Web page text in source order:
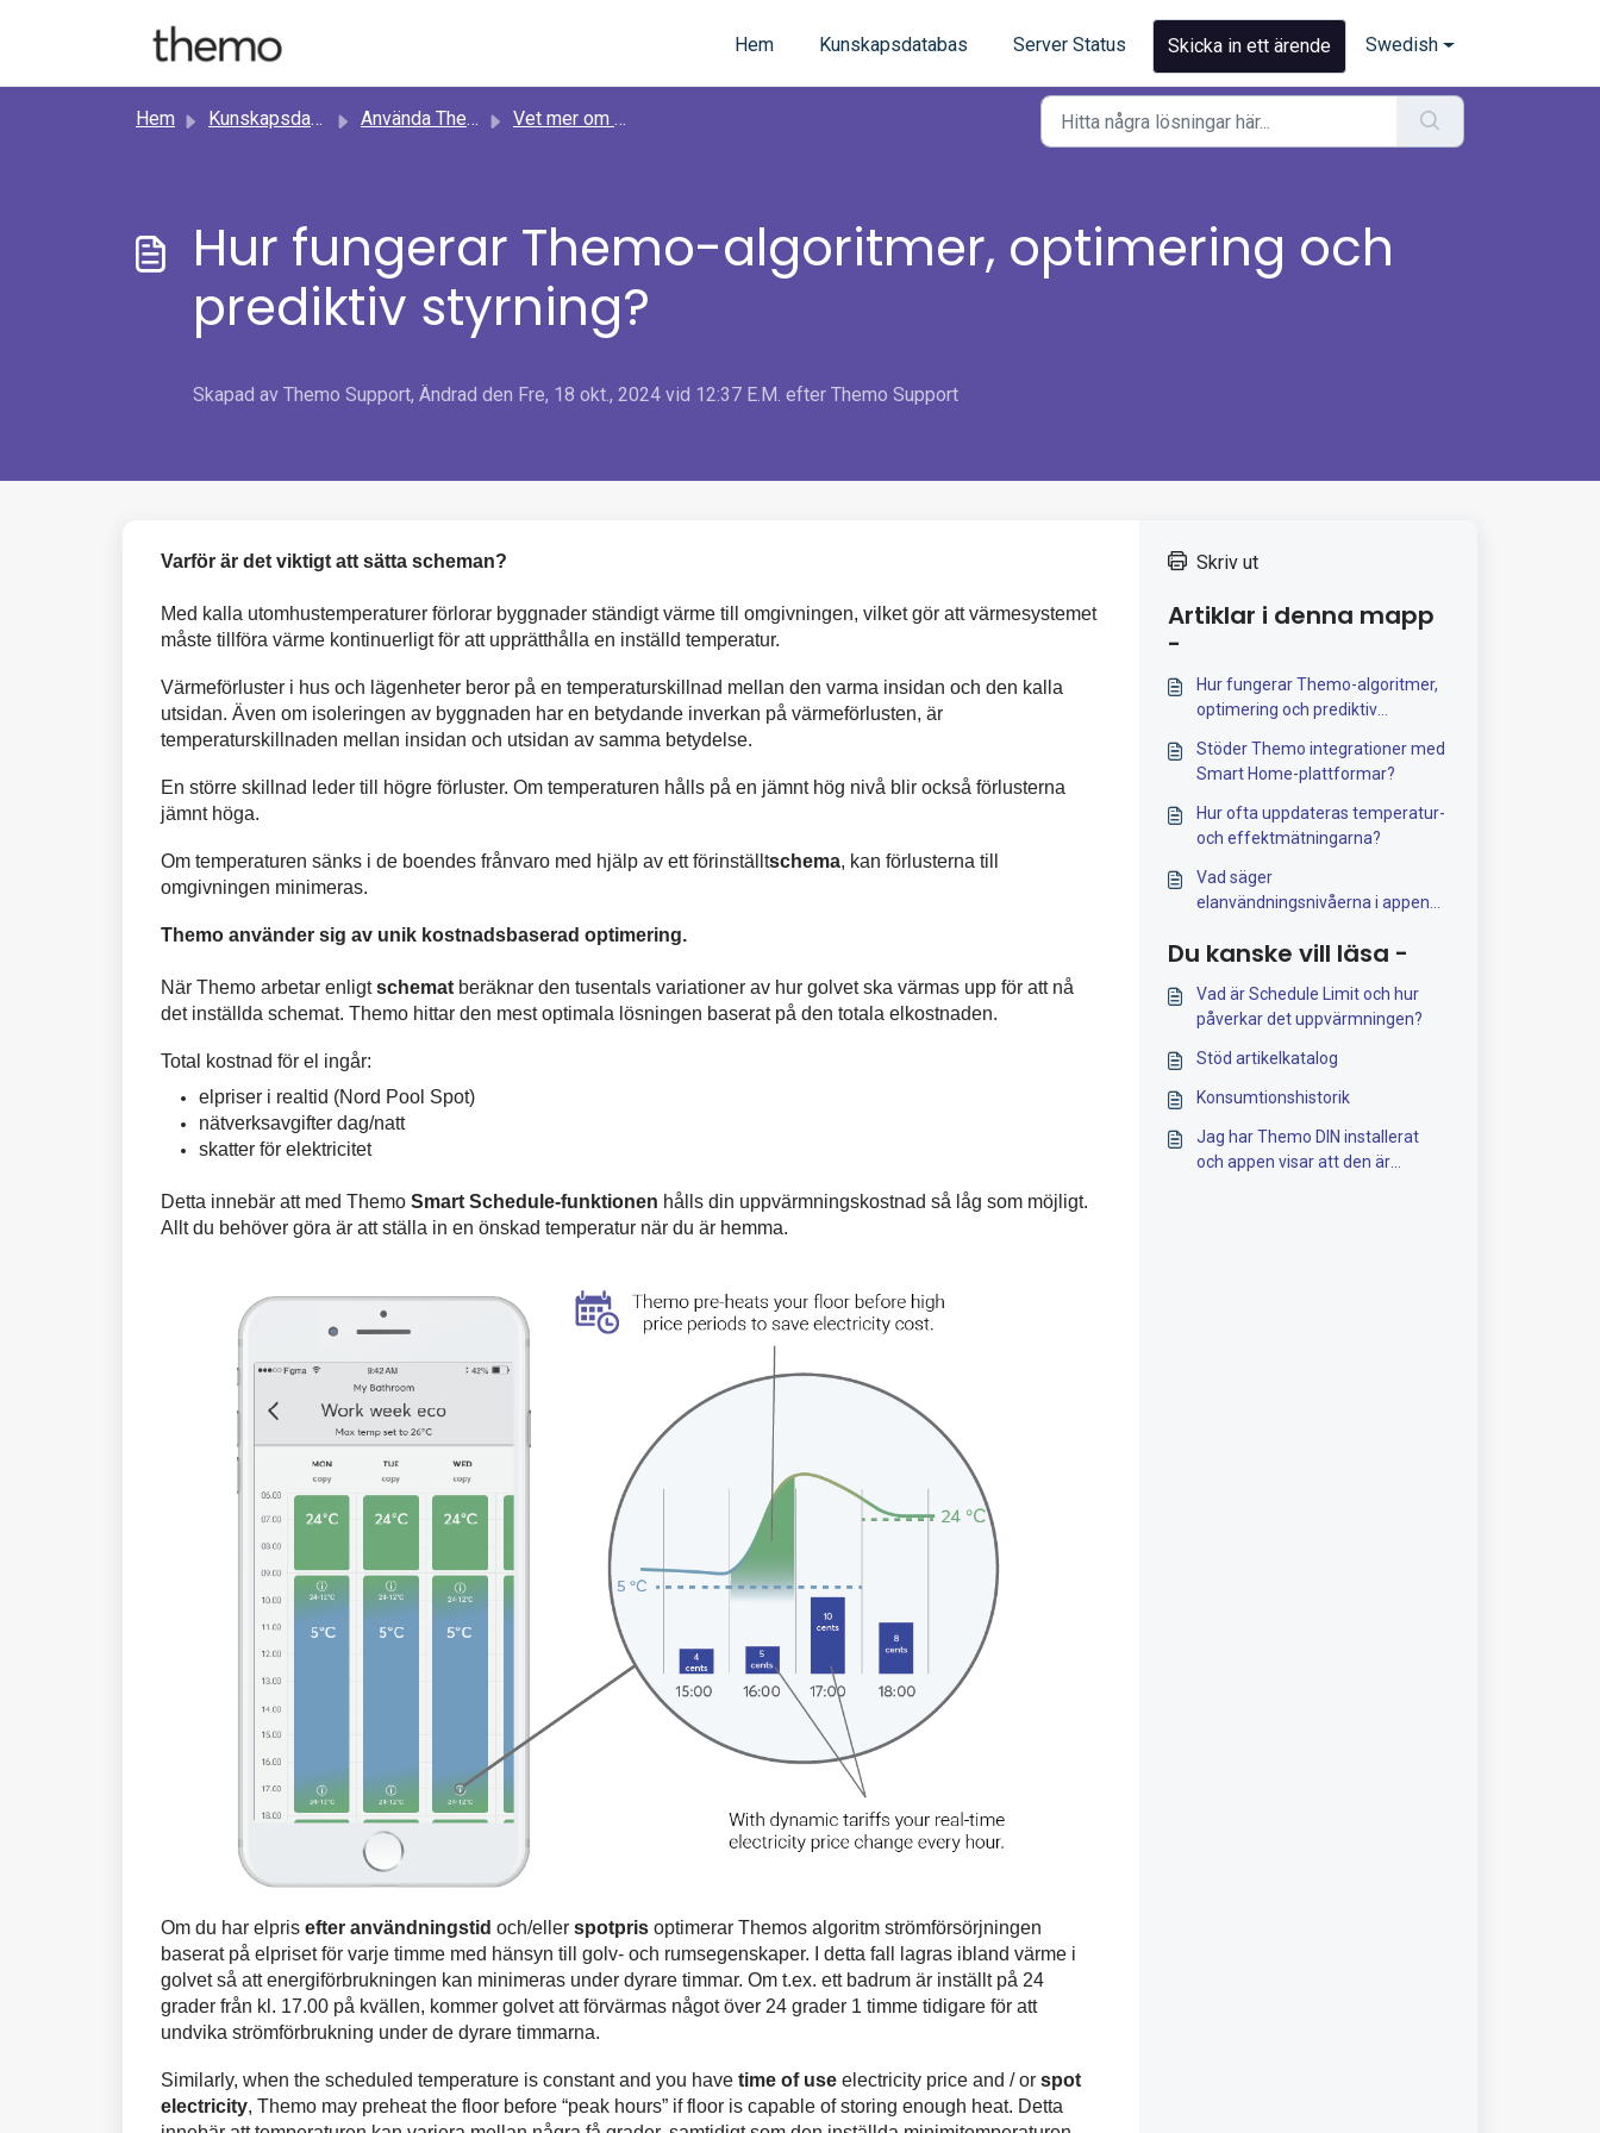
Hem
Kunskapsdatabas Server Status Skicka in ett ärende Swedish
Hem Kunskapsdatabas Använda Themo Vet mer om Themo
Hur fungerar Themo-algoritmer, optimering och
prediktiv styrning?
Skapad av Themo Support, Ändrad den Fre, 18 okt., 2024 vid 12:37 E.M. efter Themo Support
Varför är det viktigt att sätta scheman?
Med kalla utomhustemperaturer förlorar byggnader ständigt värme till omgivningen, vilket gör att värmesystemet
måste tillföra värme kontinuerligt för att upprätthålla en inställd temperatur.
Värmeförluster i hus och lägenheter beror på en temperaturskillnad mellan den varma insidan och den kalla
utsidan. Även om isoleringen av byggnaden har en betydande inverkan på värmeförlusten, är
temperaturskillnaden mellan insidan och utsidan av samma betydelse.
En större skillnad leder till högre förluster. Om temperaturen hålls på en jämnt hög nivå blir också förlusterna
jämnt höga.
Om temperaturen sänks i de boendes frånvaro med hjälp av ett förinställtschema, kan förlusterna till
omgivningen minimeras.
Themo använder sig av unik kostnadsbaserad optimering.
När Themo arbetar enligtschemat beräknar den tusentals variationer av hur golvet ska värmas upp för att nå
det inställda schemat. Themo hittar den mest optimala lösningen baserat på den totala elkostnaden.
Total kostnad för el ingår:
elpriser i realtid (Nord Pool Spot)
nätverksavgifter dag/natt
skatter för elektricitet
Detta innebär att med Themo Smart Schedule-funktionen hålls din uppvärmningskostnad så låg som möjligt.
Allt du behöver göra är att ställa in en önskad temperatur när du är hemma.
Om du har elpris efter användningstid och/eller spotpris optimerar Themos algoritm strömförsörjningen
baserat på elpriset för varje timme med hänsyn till golv- och rumsegenskaper. I detta fall lagras ibland värme i
golvet så att energiförbrukningen kan minimeras under dyrare timmar. Om t.ex. ett badrum är inställt på 24
grader från kl. 17.00 på kvällen, kommer golvet att förvärmas något över 24 grader 1 timme tidigare för att
undvika strömförbrukning under de dyrare timmarna.
Similarly, when the scheduled temperature is constant and you have time of use electricity price and / or spot
electricity, Themo may preheat the floor before “peak hours” if floor is capable of storing enough heat. Detta
Skriv ut
Artiklar i denna mapp
-
Hur fungerar Themo-algoritmer,
optimering och prediktiv
Stöder Themo integrationer med
Smart Home-plattformar?
Hur ofta uppdateras temperatur-
och effektmätningarna?
Vad säger
elanvändningsnivåerna i appen
Du kanske vill läsa -
Vad är Schedule Limit och hur
påverkar det uppvärmningen?
Stöd artikelkatalog
Konsumtionshistorik
Jag har Themo DIN installerat
och appen visar att den är